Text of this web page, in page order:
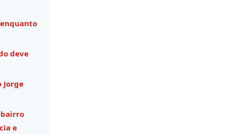
deve
e